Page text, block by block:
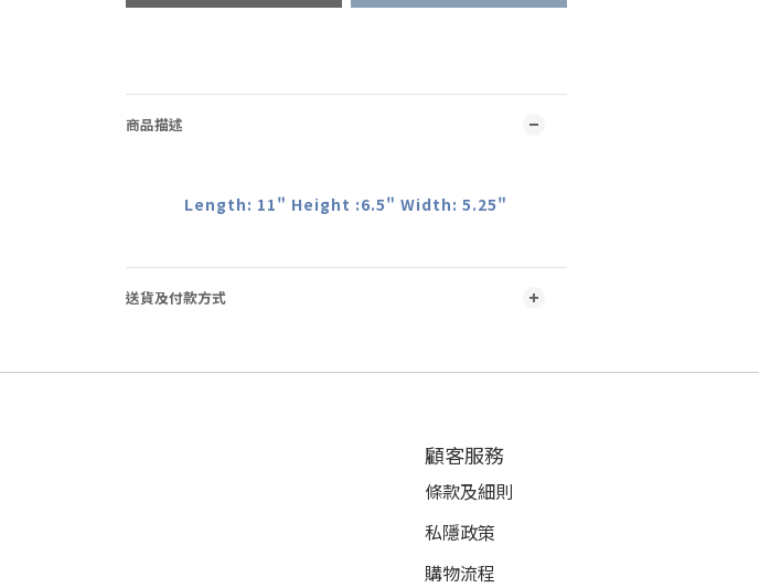
商品描述
Length: 11" Height :6.5" Width: 5.25"
送貨及付款方式
顧客服務
條款及細則
私隱政策
購物流程